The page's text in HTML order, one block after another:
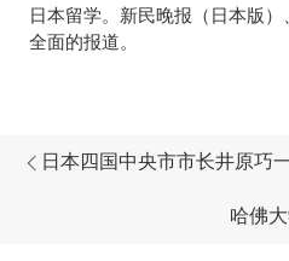
日本留学。新民晚报（日本版
全面的报道。
日本四国中央市市长井原巧
哈佛